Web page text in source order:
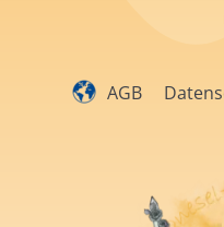
AGB